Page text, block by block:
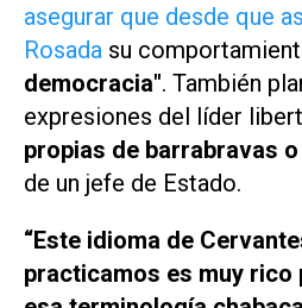
asegurar que desde que
Rosada su
democracia". También
expresiones del líder
propias de barrabravas
de un jefe de Estado.
“Este idioma de
practicamos es muy rico